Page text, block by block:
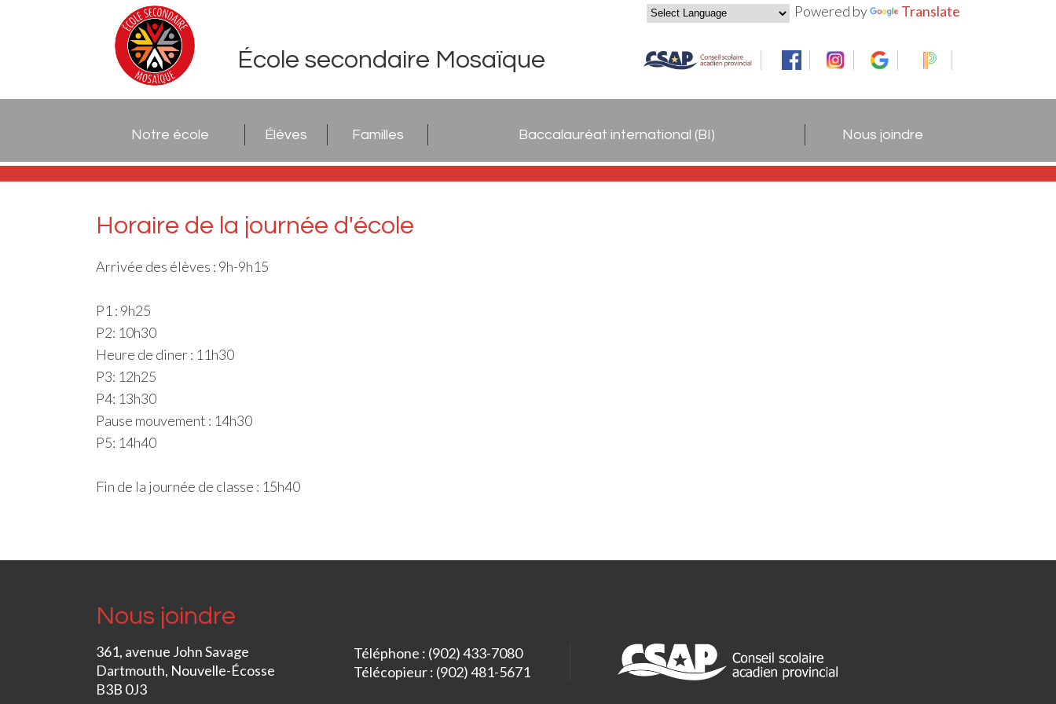
Powered by Translate
École secondaire Mosaïque
Notre école Élèves Familles Baccalauréat international (BI) Nous joindre
Horaire de la journée d'école
Arrivée des élèves : 9h-9h15
P1 : 9h25
P2: 10h30
Heure de diner : 11h30
P3: 12h25
P4: 13h30
Pause mouvement : 14h30
P5: 14h40
Fin de la journée de classe : 15h40
Nous joindre
361, avenue John Savage
Dartmouth, Nouvelle-Écosse
B3B 0J3
Téléphone : (902) 433-7080
Télécopieur : (902) 481-5671